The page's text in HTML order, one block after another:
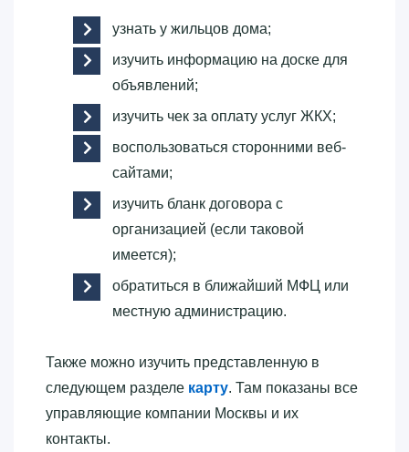
узнать у жильцов дома;
изучить информацию на доске для
объявлений;
изучить чек за оплату услуг ЖКХ;
воспользоваться сторонними веб-
сайтами;
изучить бланк договора с
организацией (если таковой
имеется);
обратиться в ближайший МФЦ или
местную администрацию.
Также можно изучить представленную в
следующем разделе карту. Там показаны все
управляющие компании Москвы и их
контакты.